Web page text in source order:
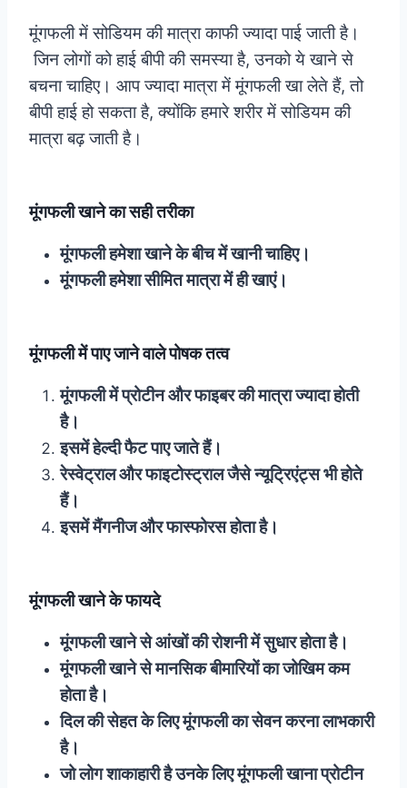
मूंगफली में सोडियम की मात्रा काफी ज्यादा पाई जाती है।
जिन लोगों को हाई बीपी की समस्या है, उनको ये खाने से
बचना चाहिए। आप ज्यादा मात्रा में मूंगफली खा लेते हैं, तो
बीपी हाई हो सकता है, क्योंकि हमारे शरीर में सोडियम की
मात्रा बढ़ जाती है।
मूंगफली खाने का सही तरीका
मूंगफली हमेशा खाने के बीच में खानी चाहिए।
मूंगफली हमेशा सीमित मात्रा में ही खाएं।
मूंगफली में पाए जाने वाले पोषक तत्व
मूंगफली में प्रोटीन और फाइबर की मात्रा ज्यादा होती
है।
इसमें हेल्दी फैट पाए जाते हैं।
रेस्वेट्राल और फाइटोस्ट्राल जैसे न्यूट्रिएंट्स भी होते
हैं।
इसमें मैंगनीज और फास्फोरस होता है।
मूंगफली खाने के फायदे
मूंगफली खाने से आंखों की रोशनी में सुधार होता है।
मूंगफली खाने से मानसिक बीमारियों का जोखिम कम
होता है।
दिल की सेहत के लिए मूंगफली का सेवन करना लाभकारी
है।
जो लोग शाकाहारी है उनके लिए मूंगफली खाना प्रोटीन